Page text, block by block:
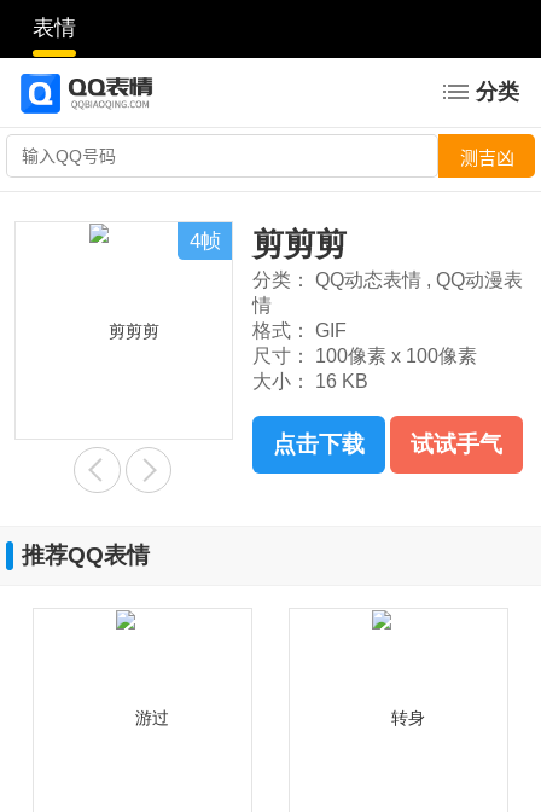
表情
分类
4帧 剪剪剪
分类： QQ动态表情 , QQ动漫表
情
格式：
GIF
尺寸：
100像素 x 100像素
大小：
16 KB
点击下载 试试手气
推荐QQ表情